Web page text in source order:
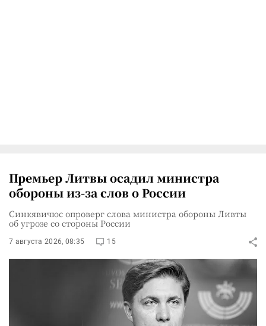
Премьер Литвы осадил министра
обороны из-за слов о России
Синкявичюс опроверг слова министра обороны Ливты
об угрозе со стороны России
7 августа 2026, 08:35 15